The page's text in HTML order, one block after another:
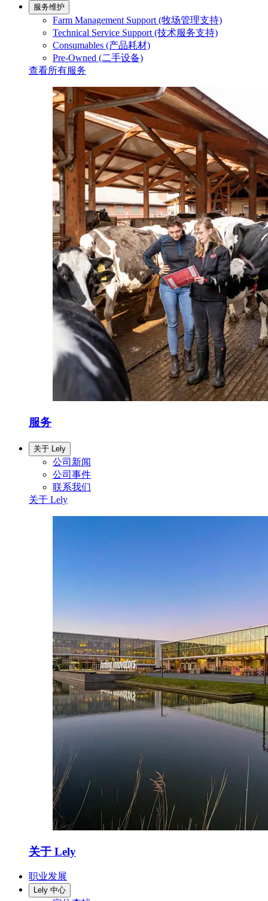
服务维护
Farm Management Support (牧场管理支持)
Technical Service Support (技术服务支持)
Consumables (产品耗材)
Pre-Owned (二手设备)
查看所有服务
服务
关于 Lely
公司新闻
公司事件
联系我们
关于 Lely
关于 Lely
职业发展
Lely 中心